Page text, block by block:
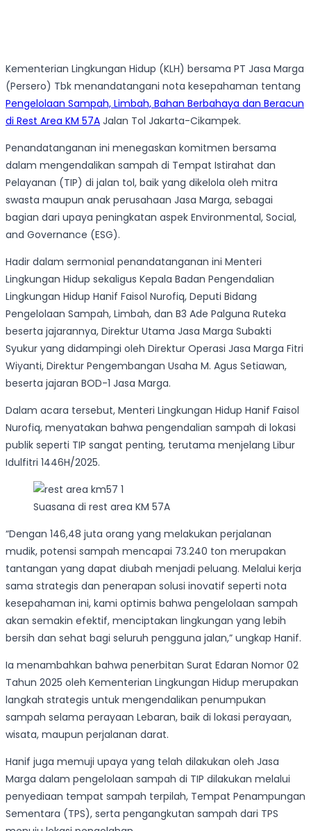
Kementerian Lingkungan Hidup (KLH) bersama PT Jasa Marga
(Persero) Tbk menandatangani nota kesepahaman tentang
Pengelolaan Sampah, Limbah, Bahan Berbahaya dan Beracun
di Rest Area KM 57A Jalan Tol Jakarta-Cikampek.
Penandatanganan ini menegaskan komitmen bersama
dalam mengendalikan sampah di Tempat Istirahat dan
Pelayanan (TIP) di jalan tol, baik yang dikelola oleh mitra
swasta maupun anak perusahaan Jasa Marga, sebagai
bagian dari upaya peningkatan aspek Environmental, Social,
and Governance (ESG).
Hadir dalam sermonial penandatanganan ini Menteri
Lingkungan Hidup sekaligus Kepala Badan Pengendalian
Lingkungan Hidup Hanif Faisol Nurofiq, Deputi Bidang
Pengelolaan Sampah, Limbah, dan B3 Ade Palguna Ruteka
beserta jajarannya, Direktur Utama Jasa Marga Subakti
Syukur yang didampingi oleh Direktur Operasi Jasa Marga Fitri
Wiyanti, Direktur Pengembangan Usaha M. Agus Setiawan,
beserta jajaran BOD-1 Jasa Marga.
Dalam acara tersebut, Menteri Lingkungan Hidup Hanif Faisol
Nurofiq, menyatakan bahwa pengendalian sampah di lokasi
publik seperti TIP sangat penting, terutama menjelang Libur
Idulfitri 1446H/2025.
Suasana di rest area KM 57A
“Dengan 146,48 juta orang yang melakukan perjalanan
mudik, potensi sampah mencapai 73.240 ton merupakan
tantangan yang dapat diubah menjadi peluang. Melalui kerja
sama strategis dan penerapan solusi inovatif seperti nota
kesepahaman ini, kami optimis bahwa pengelolaan sampah
akan semakin efektif, menciptakan lingkungan yang lebih
bersih dan sehat bagi seluruh pengguna jalan,” ungkap Hanif.
Ia menambahkan bahwa penerbitan Surat Edaran Nomor 02
Tahun 2025 oleh Kementerian Lingkungan Hidup merupakan
langkah strategis untuk mengendalikan penumpukan
sampah selama perayaan Lebaran, baik di lokasi perayaan,
wisata, maupun perjalanan darat.
Hanif juga memuji upaya yang telah dilakukan oleh Jasa
Marga dalam pengelolaan sampah di TIP dilakukan melalui
penyediaan tempat sampah terpilah, Tempat Penampungan
Sementara (TPS), serta pengangkutan sampah dari TPS